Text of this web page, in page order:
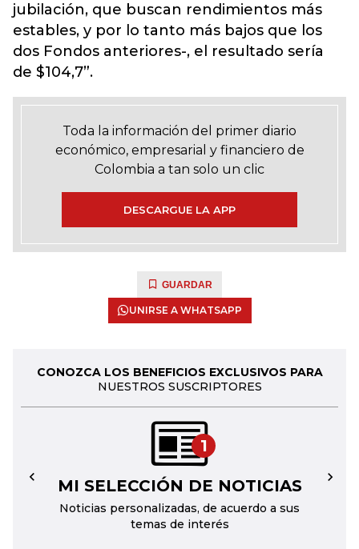
jubilación, que buscan rendimientos más
estables, y por lo tanto más bajos que los
dos Fondos anteriores-, el resultado sería
de $104,7”.
Toda la información del primer diario
económico, empresarial y financiero de
Colombia a tan solo un clic
DESCARGUE LA APP
GUARDAR
UNIRSE A WHATSAPP
CONOZCA LOS BENEFICIOS EXCLUSIVOS PARA
NUESTROS SUSCRIPTORES
1
MI SELECCIÓN DE NOTICIAS
Noticias personalizadas, de acuerdo a sus
temas de interés
← →